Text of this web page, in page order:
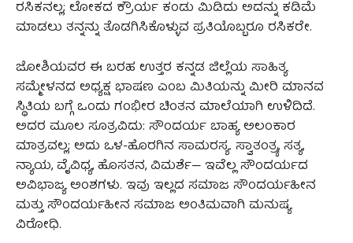
ರಸಿಕನಲ್ಲ; ಲೋಕದ ಕ್ರೌರ್ಯ ಕಂಡು ಮಿಡಿದು ಅದನ್ನು ಕಡಿಮೆ
ಮಾಡಲು ತನ್ನನ್ನು ತೊಡಗಿಸಿಕೊಳ್ಳುವ ಪ್ರತಿಯೊಬ್ಬರೂ ರಸಿಕರೇ.
ಜೋಶಿಯವರ ಈ ಬರಹ ಉತ್ತರ ಕನ್ನಡ ಜಿಲ್ಲೆಯ ಸಾಹಿತ್ಯ
ಸಮ್ಮೇಳನದ ಅಧ್ಯಕ್ಷ ಭಾಷಣ ಎಂಬ ಮಿತಿಯನ್ನು ಮೀರಿ ಮಾನವ
ಸ್ಥಿತಿಯ ಬಗ್ಗೆ ಒಂದು ಗಂಭೀರ ಚಿಂತನ ಮಾಲೆಯಾಗಿ ಉಳಿದಿದೆ.
ಅದರ ಮೂಲ ಸೂತ್ರವಿದು: ಸೌಂದರ್ಯ ಬಾಹ್ಯ ಅಲಂಕಾರ
ಮಾತ್ರವಲ್ಲ; ಅದು ಒಳ-ಹೊರಗಿನ ಸಾಮರಸ್ಯ. ಸ್ವಾತಂತ್ರ್ಯ, ಸತ್ಯ,
ನ್ಯಾಯ, ವೈವಿಧ್ಯ, ಹೊಸತನ, ವಿಮರ್ಶೆ— ಇವೆಲ್ಲ ಸೌಂದರ್ಯದ
ಅವಿಭಾಜ್ಯ ಅಂಶಗಳು. ಇವು ಇಲ್ಲದ ಸಮಾಜ ಸೌಂದರ್ಯಹೀನ
ಮತ್ತು ಸೌಂದರ್ಯಹೀನ ಸಮಾಜ ಅಂತಿಮವಾಗಿ ಮನುಷ್ಯ
ವಿರೋಧಿ.